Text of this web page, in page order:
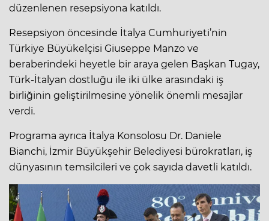
düzenlenen resepsiyona katıldı.
Resepsiyon öncesinde İtalya Cumhuriyeti’nin
Türkiye Büyükelçisi Giuseppe Manzo ve
beraberindeki heyetle bir araya gelen Başkan Tugay,
Türk-İtalyan dostluğu ile iki ülke arasındaki iş
birliğinin geliştirilmesine yönelik önemli mesajlar
verdi.
Programa ayrıca İtalya Konsolosu Dr. Daniele
Bianchi, İzmir Büyükşehir Belediyesi bürokratları, iş
dünyasının temsilcileri ve çok sayıda davetli katıldı.